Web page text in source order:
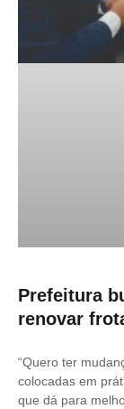
Prefeitura
renovar
“Quero ter
colocadas em
que dá para